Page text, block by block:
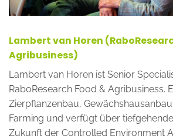
Lambert van Horen
Agribusiness)
Lambert van Horen ist Senior
RaboResearch Food & Agribusiness.
Zierpflanzenbau,
Farming und verfügt über
Zukunft der Controlled Environment